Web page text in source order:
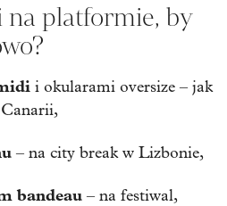
na platformie, by
i okularami oversize – jak
– na city break w Lizbonie,
bandeau – na festiwal,